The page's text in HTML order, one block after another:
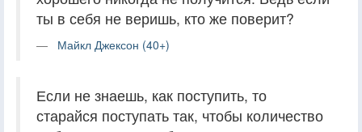
ты в себя не веришь, кто же поверит?
Майкл Джексон (40+)
Если не знаешь, как поступить, то
старайся поступать так, чтобы количество